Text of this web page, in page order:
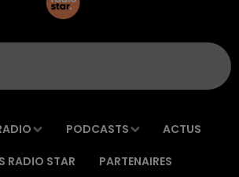
PODCASTS ACTUS
RADIO STAR PARTENAIRES